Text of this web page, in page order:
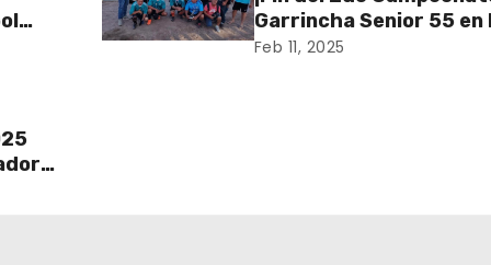
Garrincha Senior 55 en
Tirana!
Feb 11, 2025